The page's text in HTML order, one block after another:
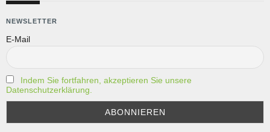
NEWSLETTER
E-Mail
Indem Sie fortfahren, akzeptieren Sie unsere
Datenschutzerklärung.